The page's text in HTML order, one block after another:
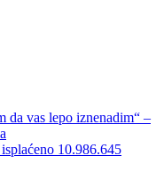
da vas lepo iznenadim“ –
10.986.645